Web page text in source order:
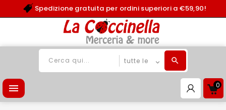
Spedizione gratuita per ordini superiori a €59,90!
 0